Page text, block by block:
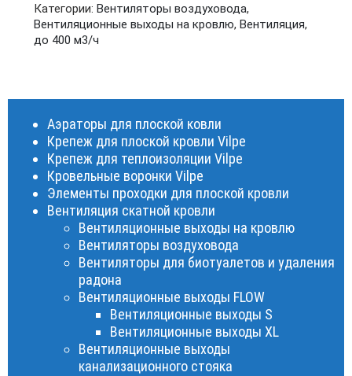
Категории: Вентиляторы воздуховода,
Вентиляционные выходы на кровлю, Вентиляция,
до 400 м3/ч
Аэраторы для плоской ковли
Крепеж для плоской кровли Vilpe
Крепеж для теплоизоляции Vilpe
Кровельные воронки Vilpe
Элементы проходки для плоской кровли
Вентиляция скатной кровли
Вентиляционные выходы на кровлю
Вентиляторы воздуховода
Вентиляторы для биотуалетов и удаления
радона
Вентиляционные выходы FLOW
Вентиляционные выходы S
Вентиляционные выходы XL
Вентиляционные выходы
канализационного стояка